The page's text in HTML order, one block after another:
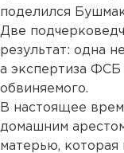
поделился
Две
результат: одна
а экспертиза ФСБ
обвиняемого.
В настоящее
домашним
матерью,